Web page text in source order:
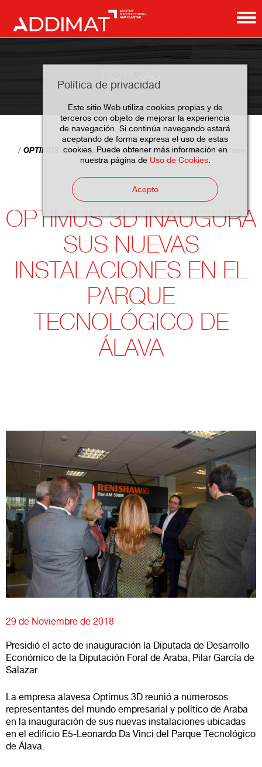
Política de privacidad
Este sitio Web utiliza cookies propias y de
terceros con objeto de mejorar la experiencia
de navegación. Si continúa navegando estará
aceptando de forma expresa el uso de estas
cookies. Puede obtener más información en
nuestra página de Uso de Cookies.
Acepto
Home Noticias
OPTIMUS 3D inaugura sus nuevas instalaciones en el Parque
Tecnológico de Álava
OPTIMUS 3D INAUGURA
SUS NUEVAS
INSTALACIONES EN EL
PARQUE
TECNOLÓGICO DE
ÁLAVA
29 de Noviembre de 2018
Presidió el acto de inauguración la Diputada de Desarrollo
Económico de la Diputación Foral de Araba, Pilar García de
Salazar
La empresa alavesa Optimus 3D reunió a numerosos
representantes del mundo empresarial y político de Araba
en la inauguración de sus nuevas instalaciones ubicadas
en el edificio E5-Leonardo Da Vinci del Parque Tecnológico
de Álava.